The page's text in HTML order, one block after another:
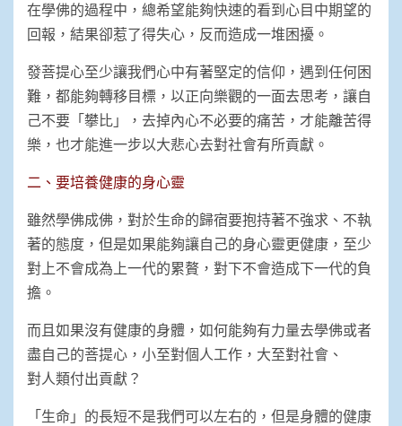
在學佛的過程中，總希望能夠快速的看到心目中期望的
回報，結果卻惹了得失心，反而造成一堆困擾。
發菩提心至少讓我們心中有著堅定的信仰，遇到任何困
難，都能夠轉移目標，以正向樂觀的一面去思考，讓自
己不要「攀比」，去掉內心不必要的痛苦，才能離苦得
樂，也才能進一步以大悲心去對社會有所貢獻。
二、要培養健康的身心靈
雖然學佛成佛，對於生命的歸宿要抱持著不強求、不執
著的態度，但是如果能夠讓自己的身心靈更健康，至少
對上不會成為上一代的累贅，對下不會造成下一代的負
擔。
而且如果沒有健康的身體，如何能夠有力量去學佛或者
盡自己的菩提心，小至對個人工作，大至對社會、
對人類付出貢獻？
「生命」的長短不是我們可以左右的，但是身體的健康